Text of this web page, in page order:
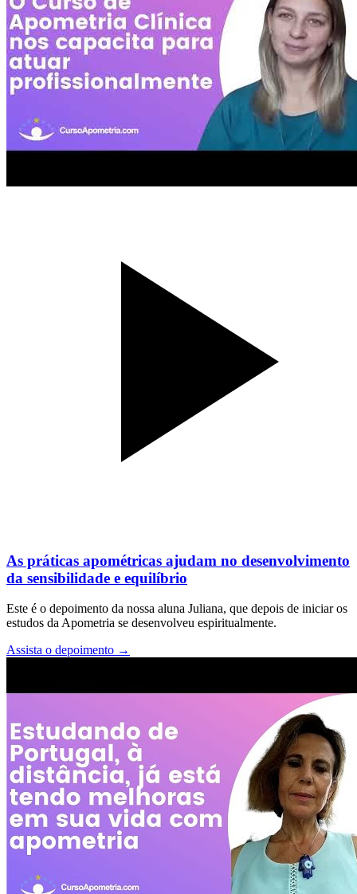
As práticas apométricas ajudam no desenvolvimento
da sensibilidade e equilíbrio
Este é o depoimento da nossa aluna Juliana, que depois de iniciar os
estudos da Apometria se desenvolveu espiritualmente.
Assista o depoimento →